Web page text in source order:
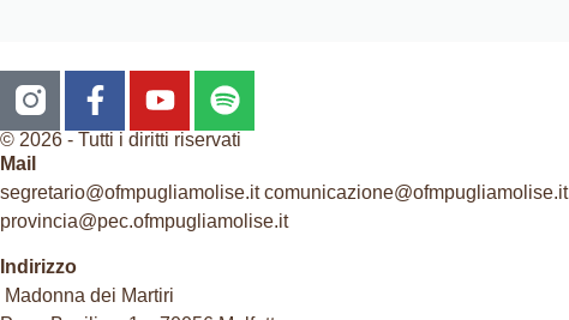
© 2026 - Tutti i diritti riservati
Mail
segretario@ofmpugliamolise.it comunicazione@ofmpugliamolise.it
provincia@pec.ofmpugliamolise.it
Indirizzo
Madonna dei Martiri